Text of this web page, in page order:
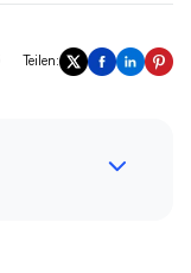
Teilen: